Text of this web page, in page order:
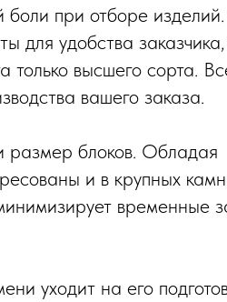
боли при отборе
для удобства
только высшего сорта.
вашего заказа.
размер блоков. Обладая
и в крупных
временные
уходит на его